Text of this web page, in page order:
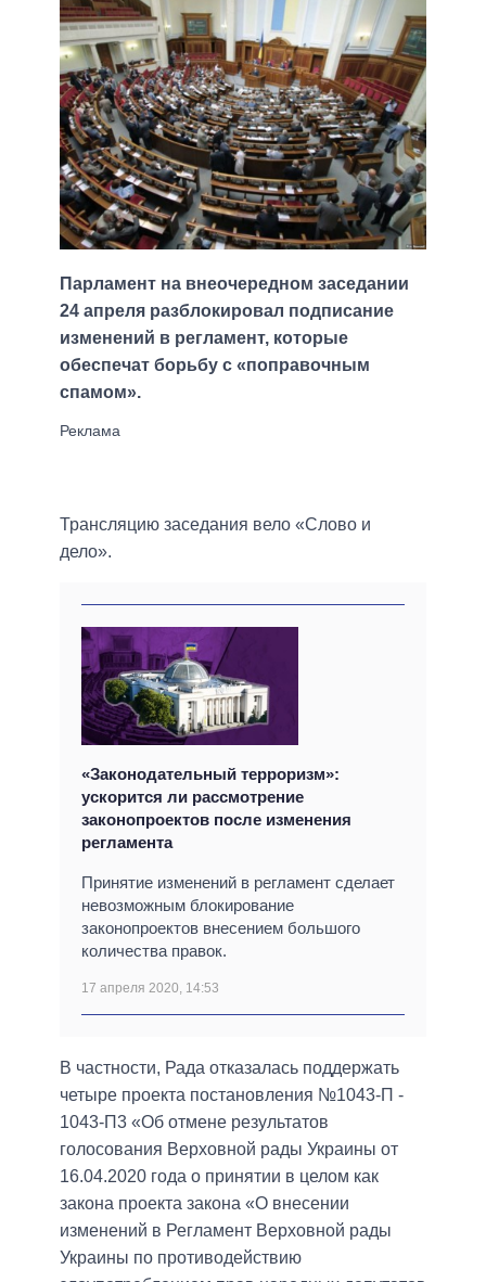
Парламент на внеочередном заседании
24 апреля разблокировал подписание
изменений в регламент, которые
обеспечат борьбу с «поправочным
спамом».
Трансляцию заседания вело «Слово и
дело».
«Законодательный терроризм»:
ускорится ли рассмотрение
законопроектов после изменения
регламента
Принятие изменений в регламент сделает
невозможным блокирование
законопроектов внесением большого
количества правок.
17 апреля 2020, 14:53
В частности, Рада отказалась поддержать
четыре проекта постановления №1043-П -
1043-П3 «Об отмене результатов
голосования Верховной рады Украины от
16.04.2020 года о принятии в целом как
закона проекта закона «О внесении
изменений в Регламент Верховной рады
Украины по противодействию